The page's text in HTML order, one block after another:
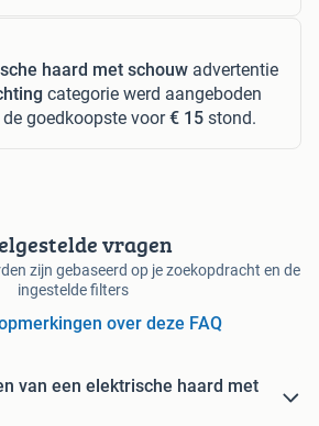
haard met schouw advertentie
categorie werd aangeboden
de goedkoopste voor€ 15 stond.
vragen
zijn gebaseerd op je zoekopdracht en de
ingestelde filters
over deze FAQ
van een elektrische haard met